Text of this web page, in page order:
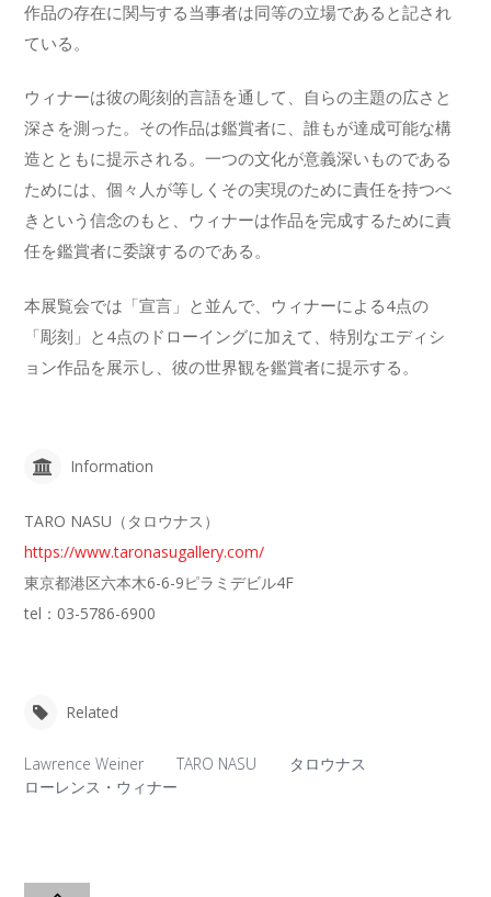
作品の存在に関与する当事者は同等の立場であると記され
ている。
ウィナーは彼の彫刻的言語を通して、自らの主題の広さと
深さを測った。その作品は鑑賞者に、誰もが達成可能な構
造とともに提示される。一つの文化が意義深いものである
ためには、個々人が等しくその実現のために責任を持つべ
きという信念のもと、ウィナーは作品を完成するために責
任を鑑賞者に委譲するのである。
本展覧会では「宣言」と並んで、ウィナーによる4点の
「彫刻」と4点のドローイングに加えて、特別なエディシ
ョン作品を展示し、彼の世界観を鑑賞者に提示する。
Information
TARO NASU（タロウナス）
https://www.taronasugallery.com/
東京都港区六本木6-6-9ピラミデビル4F
tel：03-5786-6900
Related
Lawrence Weiner TARO NASU
タロウナス
ローレンス・ウィナー